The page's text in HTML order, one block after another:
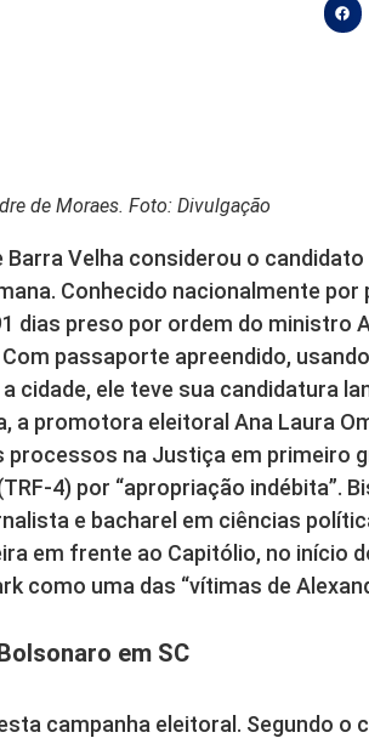
de Moraes. Foto: Divulgação
Barra Velha considerou o
Conhecido nacionalmente
dias preso por ordem do ministro
passaporte apreendido,
cidade, ele teve sua candidatura
a promotora eleitoral Ana Laura
na Justiça em primeiro
4) por “apropriação indébita”.
e bacharel em ciências
em frente ao Capitólio, no início
como uma das “vítimas de
em SC
campanha eleitoral. Segundo o